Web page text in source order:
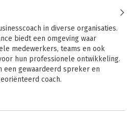
in diverse organisaties.
biedt een omgeving waar
medewerkers, teams en ook
hun professionele ontwikkeling.
een gewaardeerd spreker en
coach.